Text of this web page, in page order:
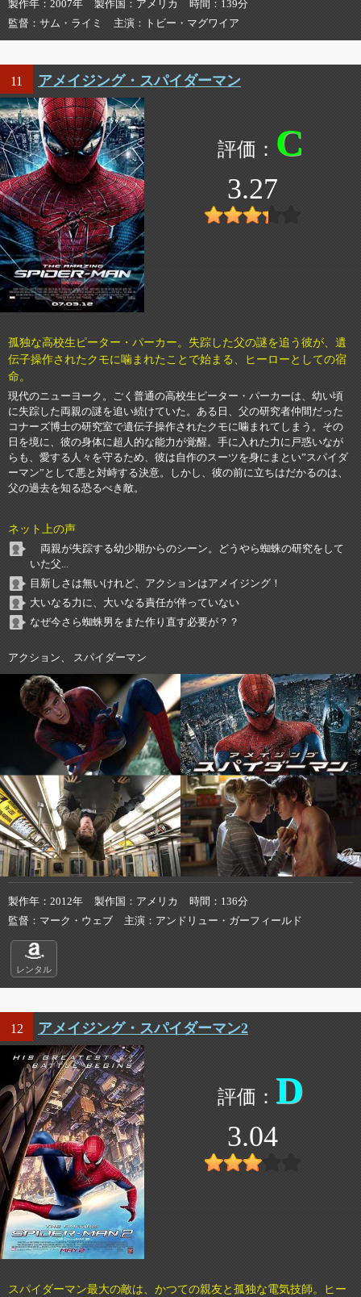
製作年 2007年 製作国 アメリカ 時間
139分
監督
サム・ライミ 主演 トビー・マグワイア
11 アメイジング・スパイダーマン
C
3.27
孤独な高校生ピーター・パーカー。失踪した父の謎を追う彼が、遺
伝子操作されたクモに噛まれたことで始まる、ヒーローとしての宿
命。
現代のニューヨーク。ごく普通の高校生ピーター・パーカーは、幼い頃
に失踪した両親の謎を追い続けていた。ある日、父の研究者仲間だった
コナーズ博士の研究室で遺伝子操作されたクモに噛まれてしまう。その
日を境に、彼の身体に超人的な能力が覚醒。手に入れた力に戸惑いなが
らも、愛する人々を守るため、彼は自作のスーツを身にまとい”スパイダ
ーマン”として悪と対峙する決意。しかし、彼の前に立ちはだかるのは、
父の過去を知る恐るべき敵。
ネット上の声
両親が失踪する幼少期からのシーン。どうやら蜘蛛の研究をして
いた父...
目新しさは無いけれど、アクションはアメイジング！
大いなる力に、大いなる責任が伴っていない
なぜ今さら蜘蛛男をまた作り直す必要が？？
アクション、 スパイダーマン
製作年 2012年 製作国 アメリカ 時間
136分
監督
マーク・ウェブ 主演 アンドリュー・ガーフィールド
レンタル
12 アメイジング・スパイダーマン2
D
3.04
スパイダーマン最大の敵は、かつての親友と孤独な電気技師。ヒー